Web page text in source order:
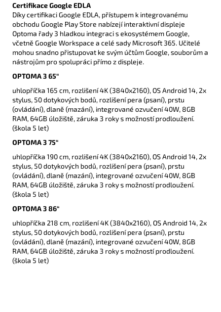
Certifikace Google EDLA
Díky certifikaci Google EDLA, přístupem k integrovanému
obchodu Google Play Store nabízejí interaktivní displeje
Optoma řady 3 hladkou integraci s ekosystémem Google,
včetně Google Workspace a celé sady Microsoft 365. Učitelé
mohou snadno přistupovat ke svým účtům Google, souborům a
nástrojům pro spolupráci přímo z displeje.
OPTOMA 3 65“
uhlopříčka 165 cm, rozlišení 4K (3840x2160), OS Android 14, 2x
stylus, 50 dotykových bodů, rozlišení pera (psaní), prstu
(ovládání), dlaně (mazání), integrované ozvučení 40W, 8GB
RAM, 64GB úložiště, záruka 3 roky s možností prodloužení.
(škola 5 let)
OPTOMA 3 75“
uhlopříčka 190 cm, rozlišení 4K (3840x2160), OS Android 14, 2x
stylus, 50 dotykových bodů, rozlišení pera (psaní), prstu
(ovládání), dlaně (mazání), integrované ozvučení 40W, 8GB
RAM, 64GB úložiště, záruka 3 roky s možností prodloužení.
(škola 5 let)
OPTOMA 3 86“
uhlopříčka 218 cm, rozlišení 4K (3840x2160), OS Android 14, 2x
stylus, 50 dotykových bodů, rozlišení pera (psaní), prstu
(ovládání), dlaně (mazání), integrované ozvučení 40W, 8GB
RAM, 64GB úložiště, záruka 3 roky s možností prodloužení.
(škola 5 let)